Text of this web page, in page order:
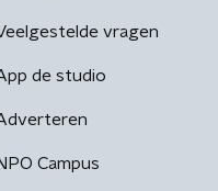
vragen
de studio
Campus